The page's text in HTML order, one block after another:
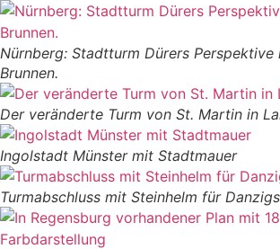
Nürnberg: Stadtturm Dürers Perspektive
Brunnen.
Der veränderte Turm von St. Martin in
Ingolstadt Münster mit Stadtmauer
Turmabschluss mit Steinhelm für